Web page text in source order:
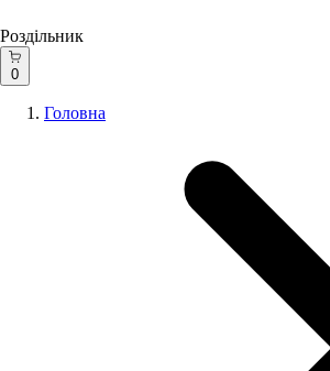
Роздільник
0
Головна